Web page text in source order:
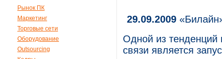
Рынок ПК
Маркетинг
Торговые сети
Оборудование
Outsourcing
29.09.2009
Одной из тенденций
связи является